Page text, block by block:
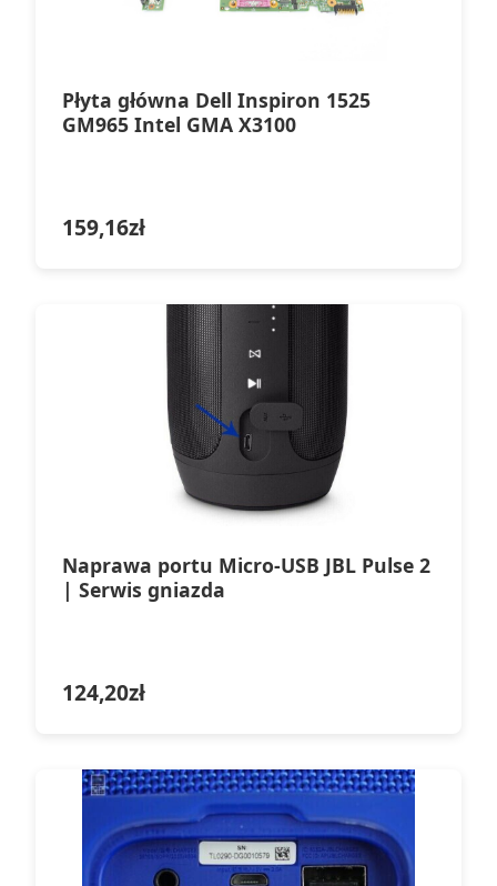
Płyta główna Dell Inspiron 1525
GM965 Intel GMA X3100
159,16zł
Naprawa portu Micro-USB JBL Pulse 2
| Serwis gniazda
124,20zł